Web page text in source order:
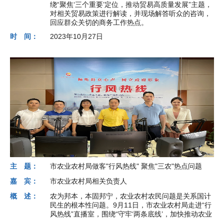
绕“聚焦‘三个重要’定位，推动贸易高质量发展”主题，
对相关贸易政策进行解读，并现场解答听众的咨询，
回应群众关切的商务工作热点。
时 间：
2023年10月27日
主 题：
市农业农村局做客"行风热线" 聚焦"三农"热点问题
嘉 宾：
市农业农村局相关负责人
概 述：
农为邦本，本固邦宁，农业农村农民问题是关系国计
民生的根本性问题。9月11日，市农业农村局走进“行
风热线”直播室，围绕“守牢‘两条底线’，加快推动农业